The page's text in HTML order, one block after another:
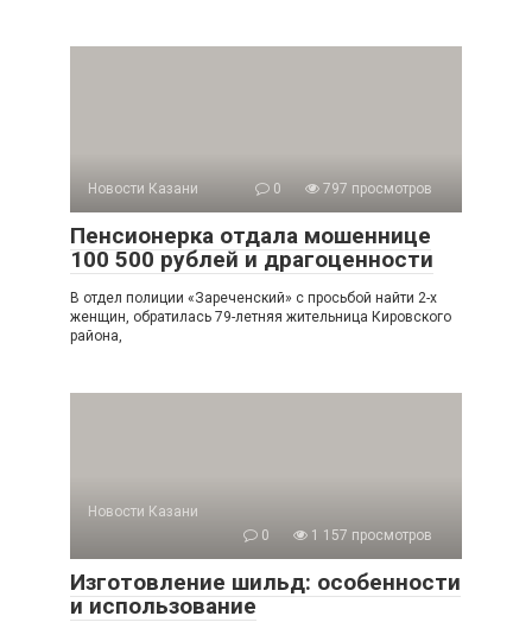
Новости Казани 0 797 просмотров
Пенсионерка отдала мошеннице
100 500 рублей и драгоценности
В отдел полиции «Зареченский» с просьбой найти 2-х
женщин, обратилась 79-летняя жительница Кировского
района,
Новости Казани
0
1 157 просмотров
Изготовление шильд: особенности
и использование